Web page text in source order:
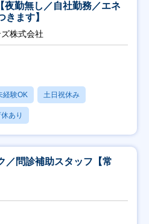
夜勤無し／自社勤務／エネ
きます】
株式会社
経験OK 土日祝休み
あり
／問診補助スタッフ【常